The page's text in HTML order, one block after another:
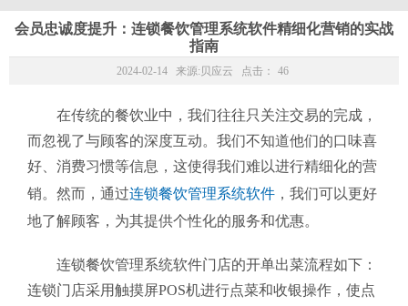
会员忠诚度提升：连锁餐饮管理系统软件精细化营销的实战
指南
2024-02-14 来源: 贝应云 点击： 46
在传统的餐饮业中，我们往往只关注交易的完成，
而忽视了与顾客的深度互动。我们不知道他们的口味喜
好、消费习惯等信息，这使得我们难以进行精细化的营
销。然而，通过连锁餐饮管理系统软件 ，我们可以更好
地了解顾客，为其提供个性化的服务和优惠。
连锁餐饮管理系统软件门店的开单出菜流程如下：
连锁门店采用触摸屏POS机进行点菜和收银操作，使点